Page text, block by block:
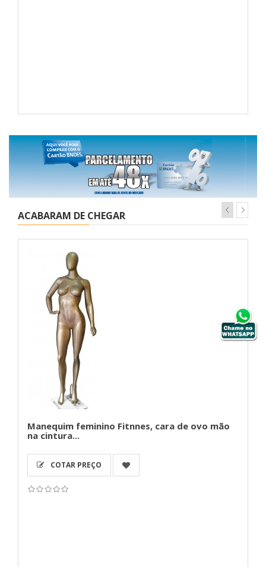
ACABARAM DE CHEGAR
Manequim feminino Fitnnes, cara de ovo mão
na cintura...
COTAR PREÇO